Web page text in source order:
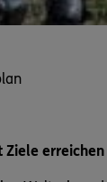
Ziele erreichen